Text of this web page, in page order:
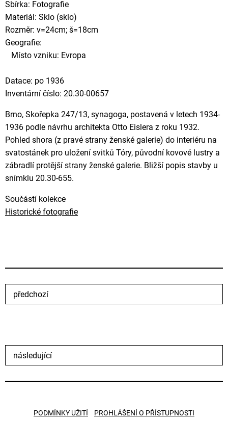
Sbírka: Fotografie
Materiál: Sklo (sklo)
Rozměr: v=24cm; š=18cm
Geografie:
Místo vzniku: Evropa
Datace: po 1936
Inventární číslo: 20.30-00657
Brno, Skořepka 247/13, synagoga, postavená v letech 1934-
1936 podle návrhu architekta Otto Eislera z roku 1932.
Pohled shora (z pravé strany ženské galerie) do interiéru na
svatostánek pro uložení svitků Tóry, původní kovové lustry a
zábradlí protější strany ženské galerie. Bližší popis stavby u
snímklu 20.30-655.
Součástí kolekce
Historické fotografie
předchozí
následující
PODMÍNKY UŽITÍ PROHLÁŠENÍ O PŘÍSTUPNOSTI